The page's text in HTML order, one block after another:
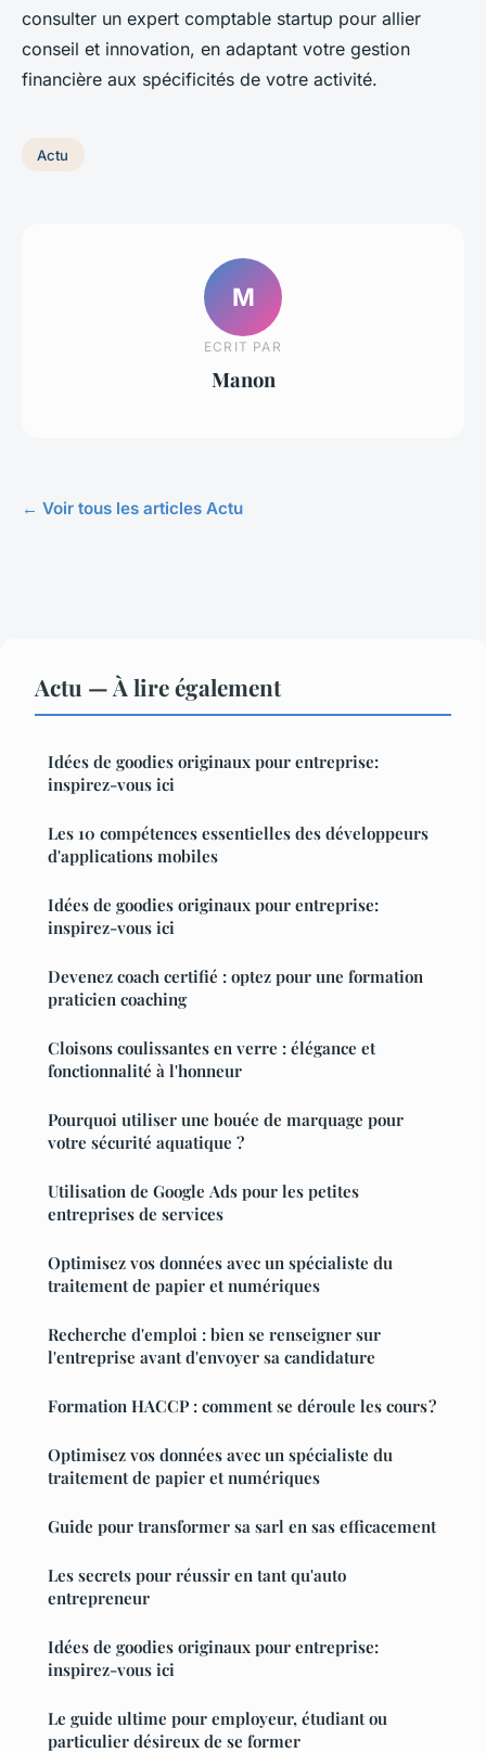
consulter un expert comptable startup pour allier
conseil et innovation, en adaptant votre gestion
financière aux spécificités de votre activité.
Actu
M
ECRIT PAR
Manon
← Voir tous les articles Actu
Actu — À lire également
Idées de goodies originaux pour entreprise:
inspirez-vous ici
Les 10 compétences essentielles des développeurs
d'applications mobiles
Idées de goodies originaux pour entreprise:
inspirez-vous ici
Devenez coach certifié : optez pour une formation
praticien coaching
Cloisons coulissantes en verre : élégance et
fonctionnalité à l'honneur
Pourquoi utiliser une bouée de marquage pour
votre sécurité aquatique ?
Utilisation de Google Ads pour les petites
entreprises de services
Optimisez vos données avec un spécialiste du
traitement de papier et numériques
Recherche d'emploi : bien se renseigner sur
l'entreprise avant d'envoyer sa candidature
Formation HACCP : comment se déroule les cours ?
Optimisez vos données avec un spécialiste du
traitement de papier et numériques
Guide pour transformer sa sarl en sas efficacement
Les secrets pour réussir en tant qu'auto
entrepreneur
Idées de goodies originaux pour entreprise:
inspirez-vous ici
Le guide ultime pour employeur, étudiant ou
particulier désireux de se former